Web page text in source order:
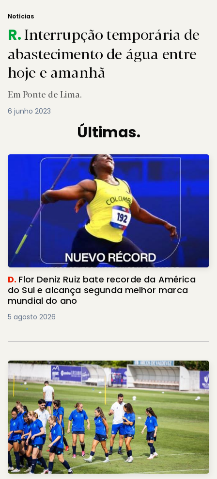
Notícias
R.Interrupção temporária de
abastecimento de água entre
hoje e amanhã
Em Ponte de Lima.
6 junho 2023
Últimas.
D. Flor Deniz Ruiz bate recorde da América
do Sul e alcança segunda melhor marca
mundial do ano
5 agosto 2026